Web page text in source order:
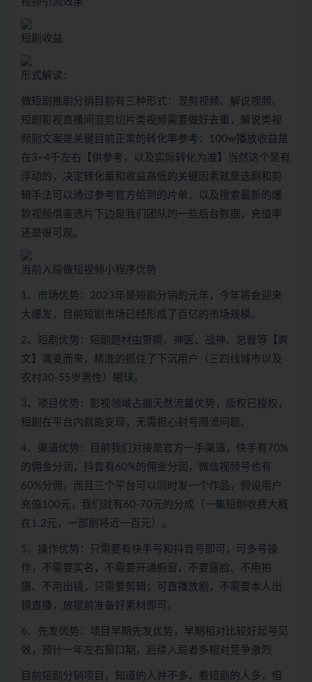
短剧收益
形式解读：
做短剧推剧分销目前有三种形式：混剪视频、解说视频、
短剧影视直播间混剪切片类视频需要做好去重，解说类视
频则文案是关键目前正常的转化率参考：100w播放收益是
在3~4千左右【供参考，以及实际转化为准】当然这个是有
浮动的，决定转化量和收益高低的关键因素就是选剧和剪
辑手法可以通过参考官方给到的片单，以及搜索最新的爆
款视频借鉴选片下边是我们团队的一些后台数据，充值率
还是很可观。
当前入局做短视频小程序优势
1、市场优势：2023年是短剧分销的元年，今年将会迎来
大爆发，目前短剧市场已经形成了百亿的市场规模。
2、短剧优势：短剧题材由赘婿、神医、战神、总裁等【爽
文】演变而来，精准的抓住了下沉用户（三四线城市以及
农村30-55岁男性）眼球。
3、项目优势：影视领域占据天然流量优势，版权已授权，
短剧在平台内就能变现，无需担心封号限流问题。
4、渠道优势：目前我们对接是官方一手渠道，快手有70%
的佣金分润，抖音有60%的佣金分润，微信视频号也有
60%分佣，而且三个平台可以同时发一个作品，假设用户
充值100元，我们就有60-70元的分成（一集短剧收费大概
在1.2元，一部剧将近一百元）。
5、操作优势：只需要有快手号和抖音号即可，可多号操
作，不需要实名，不需要开通橱窗，不要露脸、不用拍
摄、不用出镜，只需要剪辑；可直播放剧，不需要本人出
镜直播，放提前准备好素材即可。
6、先发优势：项目早期先发优势，早期相对比较好起号见
效，预计一年左右窗口期，后续入局者多相对竞争激烈
目前短剧分销项目，知道的人并不多，看短剧的人多，但